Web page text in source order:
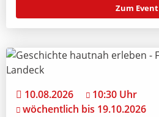
Zum Event
10.08.2026
10:30 Uhr
wöchentlich bis 19.10.2026